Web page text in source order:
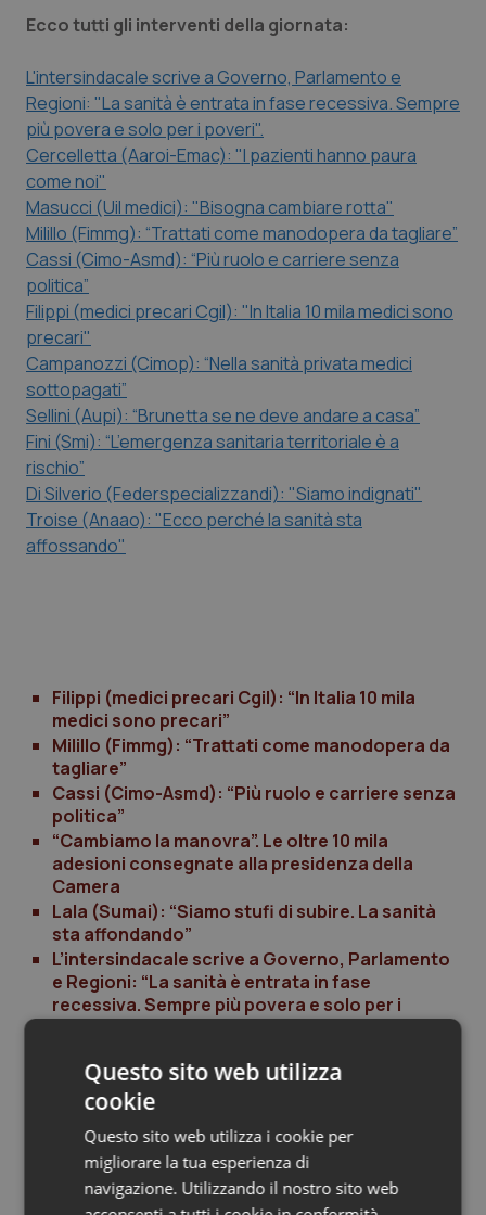
Quotidiano Chirurgia
Quotidiano Oncologia
Quotidiano Pediatria
Rene & patologie urogenitali
Salute orale & impianti
Sangue & coagulazione
Tiroide
Tumore al seno
Tumore ovarico
Tumori del Polmone & Testa Collo
Vaccini
Ecco tutti gli interventi della giornata:
L'intersindacale scrive a Governo, Parlamento e
Regioni: "La sanità è entrata in fase recessiva. Sempre
più povera e solo per i poveri".
Cercelletta (Aaroi-Emac): "I pazienti hanno paura
come noi"
Masucci (Uil medici): "Bisogna cambiare rotta"
Milillo (Fimmg): “Trattati come manodopera da tagliare”
Cassi (Cimo-Asmd): “Più ruolo e carriere senza
politica”
Filippi (medici precari Cgil): "In Italia 10 mila medici sono
precari"
Campanozzi (Cimop): “Nella sanità privata medici
sottopagati”
Sellini (Aupi): “Brunetta se ne deve andare a casa”
Fini (Smi): “L’emergenza sanitaria territoriale è a
rischio”
Di Silverio (Federspecializzandi): "Siamo indignati"
Troise (Anaao): "Ecco perché la sanità sta
affossando"
Filippi (medici precari Cgil): “In Italia 10 mila
medici sono precari”
Milillo (Fimmg): “Trattati come manodopera da
tagliare”
Cassi (Cimo-Asmd): “Più ruolo e carriere senza
politica”
“Cambiamo la manovra”. Le oltre 10 mila
adesioni consegnate alla presidenza della
Camera
Lala (Sumai): “Siamo stufi di subire. La sanità
sta affondando”
L’intersindacale scrive a Governo, Parlamento
e Regioni: “La sanità è entrata in fase
recessiva. Sempre più povera e solo per i
a rischio”
Sellini (Aupi): “Brunetta se ne deve andare a
Aldo Grasselli (Fvm): “Il Governo sta
sgretolando il Ssn”
Masucci (Uil medici): “Bisogna cambiare rotta”
Questo sito web utilizza
cookie
Questo sito web utilizza i cookie per
migliorare la tua esperienza di
navigazione. Utilizzando il nostro sito web